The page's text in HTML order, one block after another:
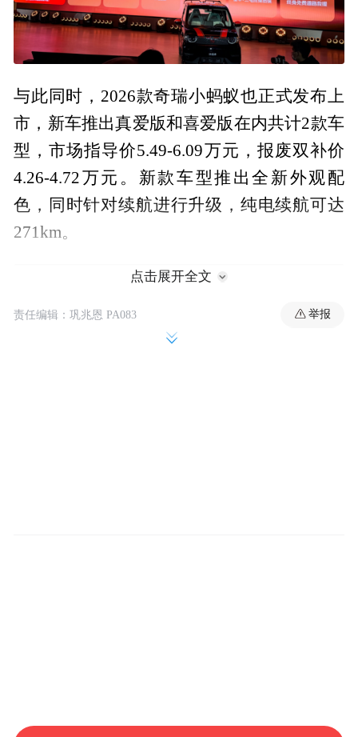
与此同时，2026款奇瑞小蚂蚁也正式发布上
市，新车推出真爱版和喜爱版在内共计2款车
型，市场指导价5.49-6.09万元，报废双补价
4.26-4.72万元。新款车型推出全新外观配
色，同时针对续航进行升级，纯电续航可达
271km。
点击展开全文
责任编辑：巩兆恩 PA083 举报